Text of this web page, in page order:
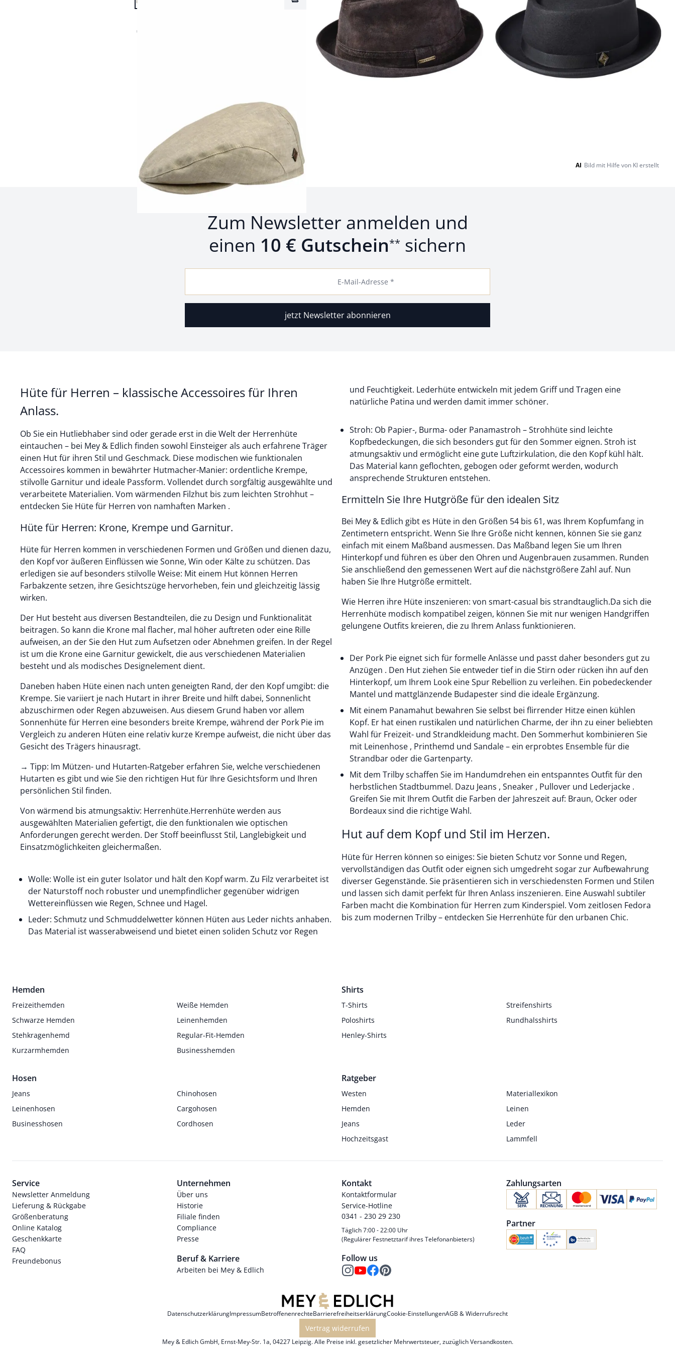
€ 109,95
Merkzettel
Seite 1 geladen. Zeige Produkte 1 bis 7 von 7.
AI Bild mit Hilfe von KI erstellt
Zum Newsletter anmelden und
einen 10 € Gutschein** sichern
E-Mail-Adresse *
jetzt Newsletter abonnieren
Hüte für Herren – klassische Accessoires für Ihren
Anlass.
Ob Sie ein Hutliebhaber sind oder gerade erst in die Welt der Herrenhüte
eintauchen – bei Mey & Edlich finden sowohl Einsteiger als auch erfahrene Träger
einen Hut für ihren Stil und Geschmack. Diese modischen wie funktionalen
Accessoires kommen in bewährter Hutmacher-Manier: ordentliche Krempe,
stilvolle Garnitur und ideale Passform. Vollendet durch sorgfältig ausgewählte und
verarbeitete Materialien. Vom wärmenden Filzhut bis zum leichten Strohhut –
entdecken Sie Hüte für Herren von namhaften Marken .
Hüte für Herren: Krone, Krempe und Garnitur.
Hüte für Herren kommen in verschiedenen Formen und Größen und dienen dazu,
den Kopf vor äußeren Einflüssen wie Sonne, Win oder Kälte zu schützen. Das
erledigen sie auf besonders stilvolle Weise: Mit einem Hut können Herren
Farbakzente setzen, ihre Gesichtszüge hervorheben, fein und gleichzeitig lässig
wirken.
Der Hut besteht aus diversen Bestandteilen, die zu Design und Funktionalität
beitragen. So kann die Krone mal flacher, mal höher auftreten oder eine Rille
aufweisen, an der Sie den Hut zum Aufsetzen oder Abnehmen greifen. In der Regel
ist um die Krone eine Garnitur gewickelt, die aus verschiedenen Materialien
besteht und als modisches Designelement dient.
Daneben haben Hüte einen nach unten geneigten Rand, der den Kopf umgibt: die
Krempe. Sie variiert je nach Hutart in ihrer Breite und hilft dabei, Sonnenlicht
abzuschirmen oder Regen abzuweisen. Aus diesem Grund haben vor allem
Sonnenhüte für Herren eine besonders breite Krempe, während der Pork Pie im
Vergleich zu anderen Hüten eine relativ kurze Krempe aufweist, die nicht über das
Gesicht des Trägers hinausragt.
→ Tipp: Im Mützen- und Hutarten-Ratgeber erfahren Sie, welche verschiedenen
Hutarten es gibt und wie Sie den richtigen Hut für Ihre Gesichtsform und Ihren
persönlichen Stil finden.
Von wärmend bis atmungsaktiv: Herrenhüte.Herrenhüte werden aus
ausgewählten Materialien gefertigt, die den funktionalen wie optischen
Anforderungen gerecht werden. Der Stoff beeinflusst Stil, Langlebigkeit und
Einsatzmöglichkeiten gleichermaßen.
Wolle: Wolle ist ein guter Isolator und hält den Kopf warm. Zu Filz verarbeitet ist
der Naturstoff noch robuster und unempfindlicher gegenüber widrigen
Wettereinflüssen wie Regen, Schnee und Hagel.
Leder: Schmutz und Schmuddelwetter können Hüten aus Leder nichts anhaben.
Das Material ist wasserabweisend und bietet einen soliden Schutz vor Regen
und Feuchtigkeit. Lederhüte entwickeln mit jedem Griff und Tragen eine
natürliche Patina und werden damit immer schöner.
Stroh: Ob Papier-, Burma- oder Panamastroh – Strohhüte sind leichte
Kopfbedeckungen, die sich besonders gut für den Sommer eignen. Stroh ist
atmungsaktiv und ermöglicht eine gute Luftzirkulation, die den Kopf kühl hält.
Das Material kann geflochten, gebogen oder geformt werden, wodurch
ansprechende Strukturen entstehen.
Ermitteln Sie Ihre Hutgröße für den idealen Sitz
Bei Mey & Edlich gibt es Hüte in den Größen 54 bis 61, was Ihrem Kopfumfang in
Zentimetern entspricht. Wenn Sie Ihre Größe nicht kennen, können Sie sie ganz
einfach mit einem Maßband ausmessen. Das Maßband legen Sie um Ihren
Hinterkopf und führen es über den Ohren und Augenbrauen zusammen. Runden
Sie anschließend den gemessenen Wert auf die nächstgrößere Zahl auf. Nun
haben Sie Ihre Hutgröße ermittelt.
Wie Herren ihre Hüte inszenieren: von smart-casual bis strandtauglich.Da sich die
Herrenhüte modisch kompatibel zeigen, können Sie mit nur wenigen Handgriffen
gelungene Outfits kreieren, die zu Ihrem Anlass funktionieren.
Der Pork Pie eignet sich für formelle Anlässe und passt daher besonders gut zu
Anzügen . Den Hut ziehen Sie entweder tief in die Stirn oder rücken ihn auf den
Hinterkopf, um Ihrem Look eine Spur Rebellion zu verleihen. Ein pobedeckender
Mantel und mattglänzende Budapester sind die ideale Ergänzung.
Mit einem Panamahut bewahren Sie selbst bei flirrender Hitze einen kühlen
Kopf. Er hat einen rustikalen und natürlichen Charme, der ihn zu einer beliebten
Wahl für Freizeit- und Strandkleidung macht. Den Sommerhut kombinieren Sie
mit Leinenhose , Printhemd und Sandale – ein erprobtes Ensemble für die
Strandbar oder die Gartenparty.
Mit dem Trilby schaffen Sie im Handumdrehen ein entspanntes Outfit für den
herbstlichen Stadtbummel. Dazu Jeans , Sneaker , Pullover und Lederjacke .
Greifen Sie mit Ihrem Outfit die Farben der Jahreszeit auf: Braun, Ocker oder
Bordeaux sind die richtige Wahl.
Hut auf dem Kopf und Stil im Herzen.
Hüte für Herren können so einiges: Sie bieten Schutz vor Sonne und Regen,
vervollständigen das Outfit oder eignen sich umgedreht sogar zur Aufbewahrung
diverser Gegenstände. Sie präsentieren sich in verschiedensten Formen und Stilen
und lassen sich damit perfekt für Ihren Anlass inszenieren. Eine Auswahl subtiler
Farben macht die Kombination für Herren zum Kinderspiel. Vom zeitlosen Fedora
bis zum modernen Trilby – entdecken Sie Herrenhüte für den urbanen Chic.
Hemden
Freizeithemden
Weiße Hemden
Schwarze Hemden
Leinenhemden
Stehkragenhemd
Regular-Fit-Hemden
Kurzarmhemden
Businesshemden
Shirts
T-Shirts
Streifenshirts
Poloshirts
Rundhalsshirts
Henley-Shirts
Hosen
Jeans
Chinohosen
Leinenhosen
Cargohosen
Businesshosen
Cordhosen
Ratgeber
Westen
Materiallexikon
Hemden
Leinen
Jeans
Leder
Hochzeitsgast
Lammfell
Service
Newsletter Anmeldung
Lieferung & Rückgabe
Größenberatung
Online Katalog
Geschenkkarte
FAQ
Freundebonus
Unternehmen
Über uns
Historie
Filiale finden
Compliance
Presse
Beruf & Karriere
Arbeiten bei Mey & Edlich
Kontakt
Kontaktformular
Service-Hotline
0341 - 230 29 230
Täglich 7:00 - 22:00 Uhr
(Regulärer Festnetztarif ihres Telefonanbieters)
Follow us
Zahlungsarten
Partner
DatenschutzerklärungImpressumBetroffenenrechteBarrierefreiheitserklärungCookie-EinstellungenAGB & Widerrufsrecht
Vertrag widerrufen
Mey & Edlich GmbH, Ernst-Mey-Str. 1a, 04227 Leipzig. Alle Preise inkl. gesetzlicher Mehrwertsteuer, zuzüglichVersandkosten.